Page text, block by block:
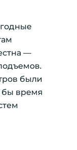
—
были
время